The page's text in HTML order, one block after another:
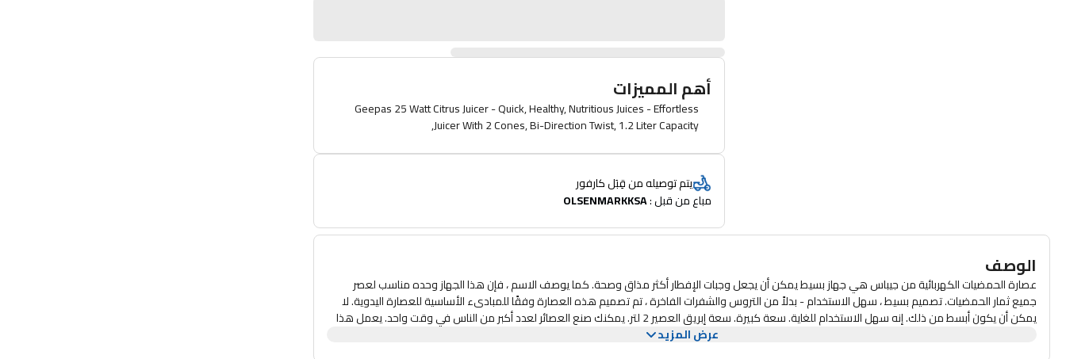
أهم المميزات
Geepas 25 Watt Citrus Juicer - Quick, Healthy, Nutritious Juices - Effortless
Juicer With 2 Cones, Bi-Direction Twist, 1.2 Liter Capacity,
يتم توصيله من قِبَل كارفور
مباع من قبل : OLSENMARKKSA
الوصف
عصارة الحمضيات الكهربائية من جيباس هي جهاز بسيط يمكن أن يجعل وجبات الإفطار أكثر مذاق وصحة. كما يوصف الاسم ، فإن هذا الجهاز وحده مناسب لعصر
جميع ثمار الحمضيات. تصميم بسيط ، سهل الاستخدام - بدلاً من التروس والشفرات الفاخرة ، تم تصميم هذه العصارة وفقًا للمبادىء الأساسية للعصارة اليدوية. لا
يمكن أن يكون أبسط من ذلك. إنه سهل الاستخدام للغاية. سعة كبيرة. سعة إبريق العصير 2 لتر. يمكنك صنع العصائر لعدد أكبر من الناس في وقت واحد. يعمل هذا
أيضًا على تقليل عدد العبوات ، ويمكنك الاستمتاع بها مع أحبائك. تعمل حركة الالتواء هذه على استخلاص العصير بشكل أكثر نعومة حتى آخر اسقاط. حتى الفاكهة
عرض المزيد